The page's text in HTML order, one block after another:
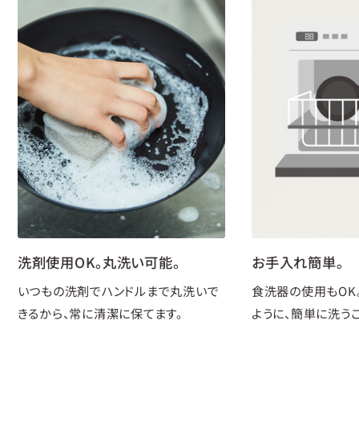
洗剤使用OK。丸洗い可能。
いつもの洗剤でハンドルまで丸洗いで
きるから、常に清潔に保てます。
お手入れ簡単。
食洗器の使用もOK
ように、簡単に洗う